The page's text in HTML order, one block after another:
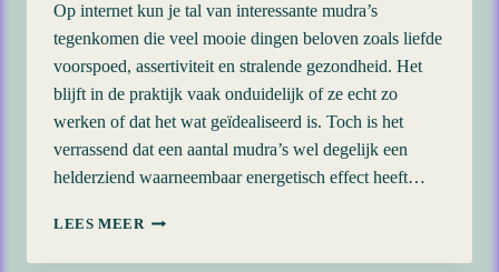
Op internet kun je tal van interessante mudra’s
tegenkomen die veel mooie dingen beloven zoals liefde
voorspoed, assertiviteit en stralende gezondheid. Het
blijft in de praktijk vaak onduidelijk of ze echt zo
werken of dat het wat geïdealiseerd is. Toch is het
verrassend dat een aantal mudra’s wel degelijk een
helderziend waarneembaar energetisch effect heeft…
LEES MEER Y8
MULTIPLIER-